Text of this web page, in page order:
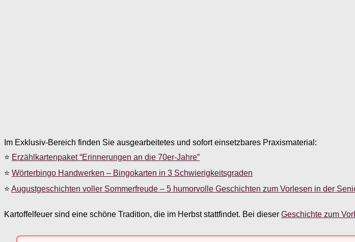
Im Exklusiv-Bereich finden Sie ausgearbeitetes und sofort einsetzbares Praxismaterial:
⭐ Erzählkartenpaket “Erinnerungen an die 70er-Jahre”
⭐ Wörterbingo Handwerken – Bingokarten in 3 Schwierigkeitsgraden
⭐ Augustgeschichten voller Sommerfreude – 5 humorvolle Geschichten zum Vorlesen in der
Kartoffelfeuer sind eine schöne Tradition, die im Herbst stattfindet. Bei dieser Geschichte zum